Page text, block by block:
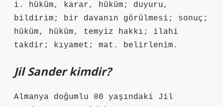
i. hüküm, karar, hüküm; duyuru,
bildirim; bir davanın görülmesi; sonuç;
hüküm, hüküm, temyiz hakkı; ilahi
takdir; kıyamet; mat. belirlenim.
Jil Sander kimdir?
Almanya doğumlu 80 yaşındaki Jil